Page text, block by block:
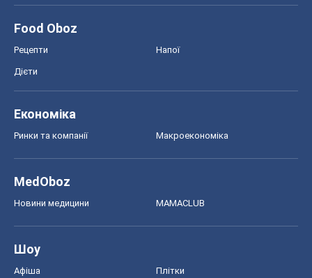
Food Oboz
Рецепти Напої
Дієти
Економіка
Ринки та компанії Макроекономіка
MedOboz
Новини медицини MAMACLUB
Шоу
Афіша Плітки